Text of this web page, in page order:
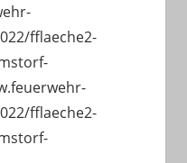
fflaeche2-
fflaeche2-